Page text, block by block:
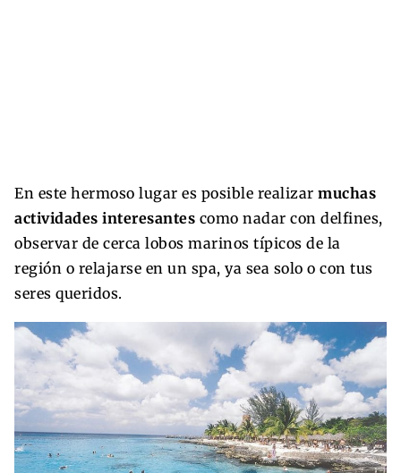
En este hermoso lugar es posible realizar muchas
actividades interesantes como nadar con delfines,
observar de cerca lobos marinos típicos de la
región o relajarse en un spa, ya sea solo o con tus
seres queridos.